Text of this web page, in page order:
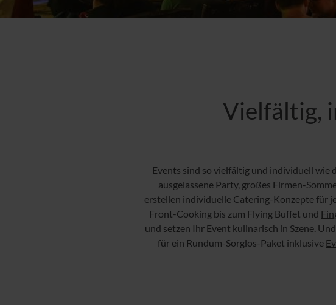
Vielfältig,
Events sind so vielfältig und individuell wie
ausgelassene Party, großes Firmen-
erstellen individuelle Catering-Konzepte für
Front-Cooking bis zum Flying Buffet und
und setzen Ihr Event kulinarisch in Szene.
für ein Rundum-Sorglos-Paket inklusive